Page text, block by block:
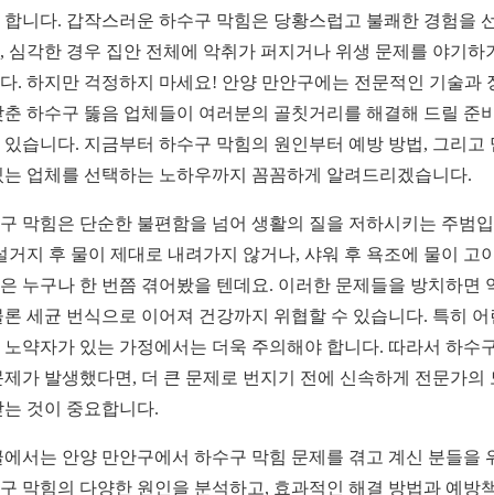
합니다. 갑작스러운 하수구 막힘은 당황스럽고 불쾌한 경험을
심각한 경우 집안 전체에 악취가 퍼지거나 위생 문제를 야기하
. 하지만 걱정하지 마세요! 안양 만안구에는 전문적인 기술과
춘 하수구 뚫음 업체들이 여러분의 골칫거리를 해결해 드릴 준
있습니다. 지금부터 하수구 막힘의 원인부터 예방 방법, 그리고
는 업체를 선택하는 노하우까지 꼼꼼하게 알려드리겠습니다.
막힘은 단순한 불편함을 넘어 생활의 질을 저하시키는 주범
거지 후 물이 제대로 내려가지 않거나, 샤워 후 욕조에 물이 고
누구나 한 번쯤 겪어봤을 텐데요. 이러한 문제들을 방치하면
론 세균 번식으로 이어져 건강까지 위협할 수 있습니다. 특히 어
노약자가 있는 가정에서는 더욱 주의해야 합니다. 따라서 하수
제가 발생했다면, 더 큰 문제로 번지기 전에 신속하게 전문가의
는 것이 중요합니다.
에서는 안양 만안구에서 하수구 막힘 문제를 겪고 계신 분들을
막힘의 다양한 원인을 분석하고, 효과적인 해결 방법과 예방